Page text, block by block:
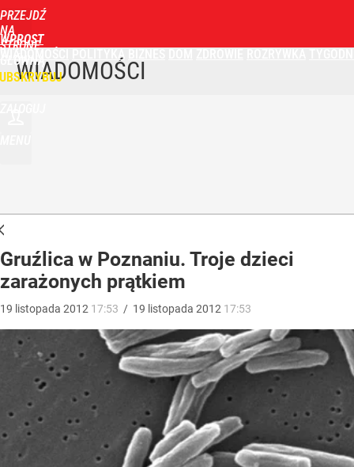
PRZEJDŹ
NA
STRONĘ
GŁÓWNĄ
WPROST
POLITYKA
WIADOMOŚCI
Gruźlica w Poznaniu. Troje dzieci
zarażonych prątkiem
19 listopada 2012 17:53 / 19 listopada 2012 17:53